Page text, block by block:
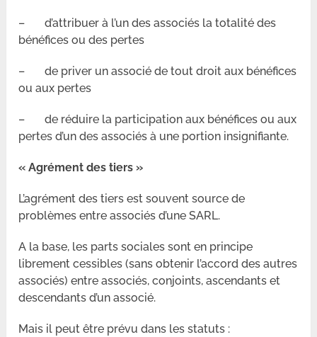
– d’attribuer à l’un des associés la totalité des
bénéfices ou des pertes
– de priver un associé de tout droit aux bénéfices
ou aux pertes
– de réduire la participation aux bénéfices ou aux
pertes d’un des associés à une portion insignifiante.
« Agrément des tiers »
L’agrément des tiers est souvent source de
problèmes entre associés d’une SARL.
A la base, les parts sociales sont en principe
librement cessibles (sans obtenir l’accord des autres
associés) entre associés, conjoints, ascendants et
descendants d’un associé.
Mais il peut être prévu dans les statuts :